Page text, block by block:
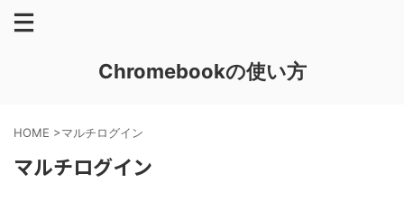
Chromebookの使い方
HOME >マルチログイン
マルチログイン